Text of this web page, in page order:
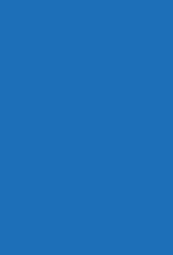
setlerine kadar
bulabilirsiniz.
satış ve alımı
düşmesidir.
geçildiğinde,